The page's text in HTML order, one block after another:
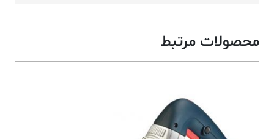
محصولات مرتبط